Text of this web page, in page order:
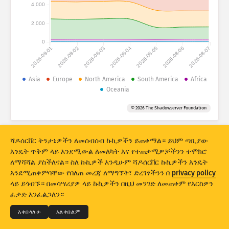
የጥቃት ስታትስቲክስ:- መሣሪያዎች
የውሂብ ስብስብ
ገደብ
አዘምን ዳግም አስጀምር
እንደ PNG አውርድ
2026-08-01 2026-08-02 2026-08-03 2026-08-04 2026-08-05 2026-08-06 2026-08-07
0
2,000
4,000
Asia Europe North America South America
Africa
Oceania
© 2026 The Shadowserver Foundation
© 2026THE SHADOWSERVER FOUNDATION
ግላዊነት እና ውሎች
ያግኙን ምስጋና
ሻዶሰርቨር ትንታኔዎችን ለመሰብሰብ ኩኪዎችን ይጠቀማል። ይህም ጣቢያው
እንዴት ጥቅም ላይ እንደሚውል ለመለካት እና የተጠቃሚዎቻችንን ተሞክሮ
ለማሻሻል ያስችለናል። ስለ ኩኪዎች እንዲሁም ሻዶሰርቨር ኩኪዎችን እንዴት
እንደሚጠቀምባቸው የበለጠ መረጃ ለማግኘት፣ ድረገፃችንን በ privacy policy
ላይ ይጎብኙ። በመሳሣሪያዎ ላይ ኩኪዎችን በዚህ መንገድ ለመጠቀም የእርስዎን
ፈቃድ እንፈልጋለን።
እቀበላለሁ አልቀበልም